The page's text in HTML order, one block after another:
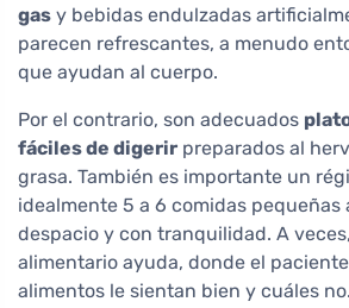
gas y bebidas endulzadas
parecen refrescantes, a menudo
que ayudan al cuerpo.
Por el contrario, son adecuados
fáciles de digerir preparados al
grasa. También es importante un
idealmente 5 a 6 comidas pequeñas
despacio y con tranquilidad. A
alimentario ayuda, donde el
alimentos le sientan bien y cuáles no.